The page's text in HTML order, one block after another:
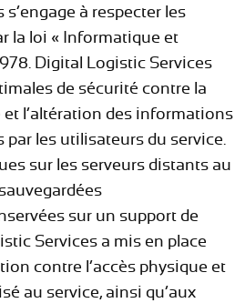
à respecter les
la loi « Informatique et
Digital Logistic Services
de sécurité contre la
et l’altération des informations
les utilisateurs du service.
sur les serveurs distants au
sur un support de
Services a mis en place
contre l’accès physique et
au service, ainsi qu’aux